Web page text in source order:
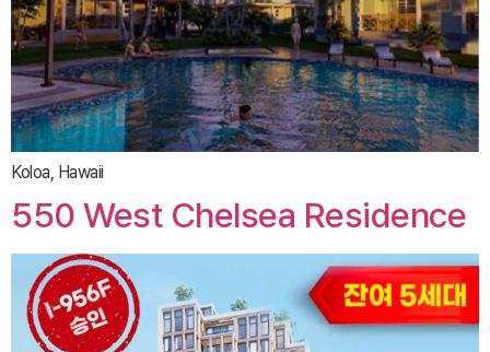
Koloa, Hawaii
550 West Chelsea Residence